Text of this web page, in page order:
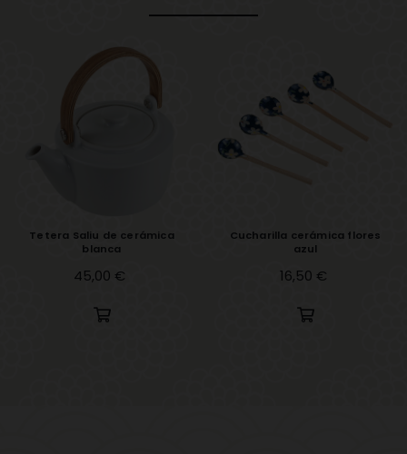
Tetera Saliu de cerámica
blanca
Precio
45,00 €
Cucharilla cerámica flores
azul
Precio
16,50 €